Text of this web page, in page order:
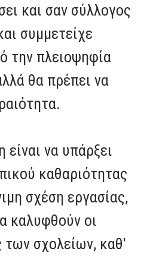
και σαν σύλλογος
συμμετείχε
την πλειοψηφία
θα πρέπει να
να υπάρξει
καθαριότητας
σχέση εργασίας,
καλυφθούν οι
των σχολείων, καθ'